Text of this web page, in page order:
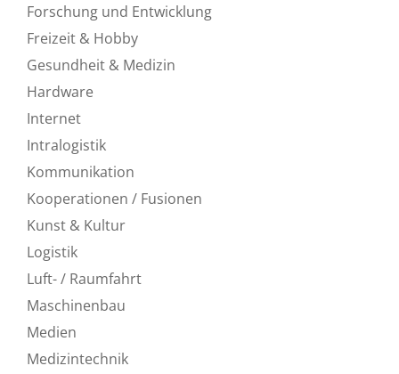
Forschung und Entwicklung
Freizeit & Hobby
Gesundheit & Medizin
Hardware
Internet
Intralogistik
Kommunikation
Kooperationen / Fusionen
Kunst & Kultur
Logistik
Luft- / Raumfahrt
Maschinenbau
Medien
Medizintechnik